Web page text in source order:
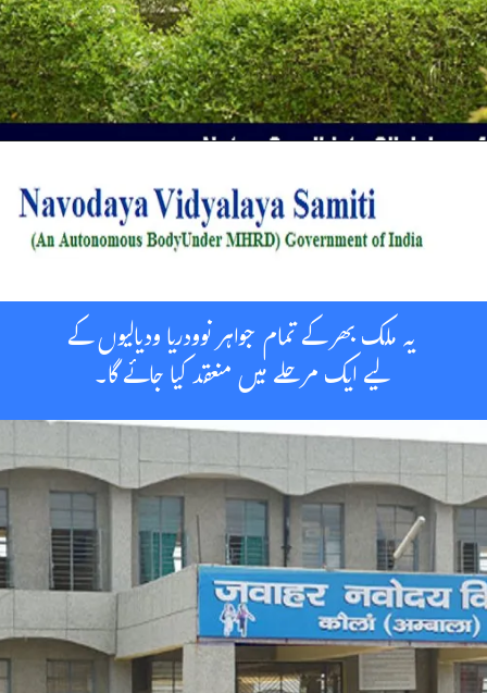
یہ ملک بھر کے تمام جواہر نوودریا ودیالیوں کے
لیے ایک مرحلے میں منعقد کیا جائے گا۔